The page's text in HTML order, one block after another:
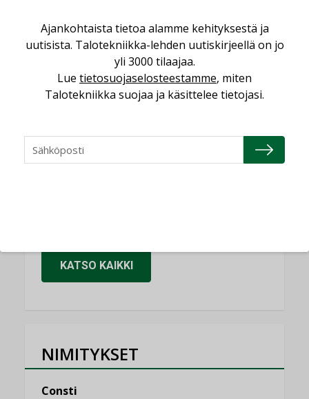
Sähköistäminen säästää euroja
KOLUMNI
Yli miljoona kotia on vailla toimivaa
ilmanvaihtoa
KOLUMNI
saatavien tietojen vertailukelpoisuus?
KOLUMNI
KATSO KAIKKI
NIMITYKSET
Consti
Ajankohtaista tietoa alamme kehityksestä ja
uutisista. Talotekniikka-lehden uutiskirjeellä on jo
yli 3000 tilaajaa.
Lue tietosuojaselosteestamme, miten
Talotekniikka suojaa ja käsittelee tietojasi.